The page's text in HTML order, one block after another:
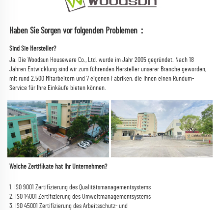
Haben Sie Sorgen vor folgenden Problemen：
Sind Sie Hersteller?
Ja. Die Woodsun Houseware Co., Ltd. wurde im Jahr 2005 gegründet. Nach 18
Jahren Entwicklung sind wir zum führenden Hersteller unserer Branche geworden,
mit rund 2.500 Mitarbeitern und 7 eigenen Fabriken, die Ihnen einen Rundum-
Service für Ihre Einkäufe bieten können.
Welche Zertifikate hat Ihr Unternehmen?
1. ISO 9001 Zertifizierung des Qualitätsmanagementsystems
2. ISO 14001 Zertifizierung des Umweltmanagementsystems
3. ISO 45001 Zertifizierung des Arbeitsschutz- und